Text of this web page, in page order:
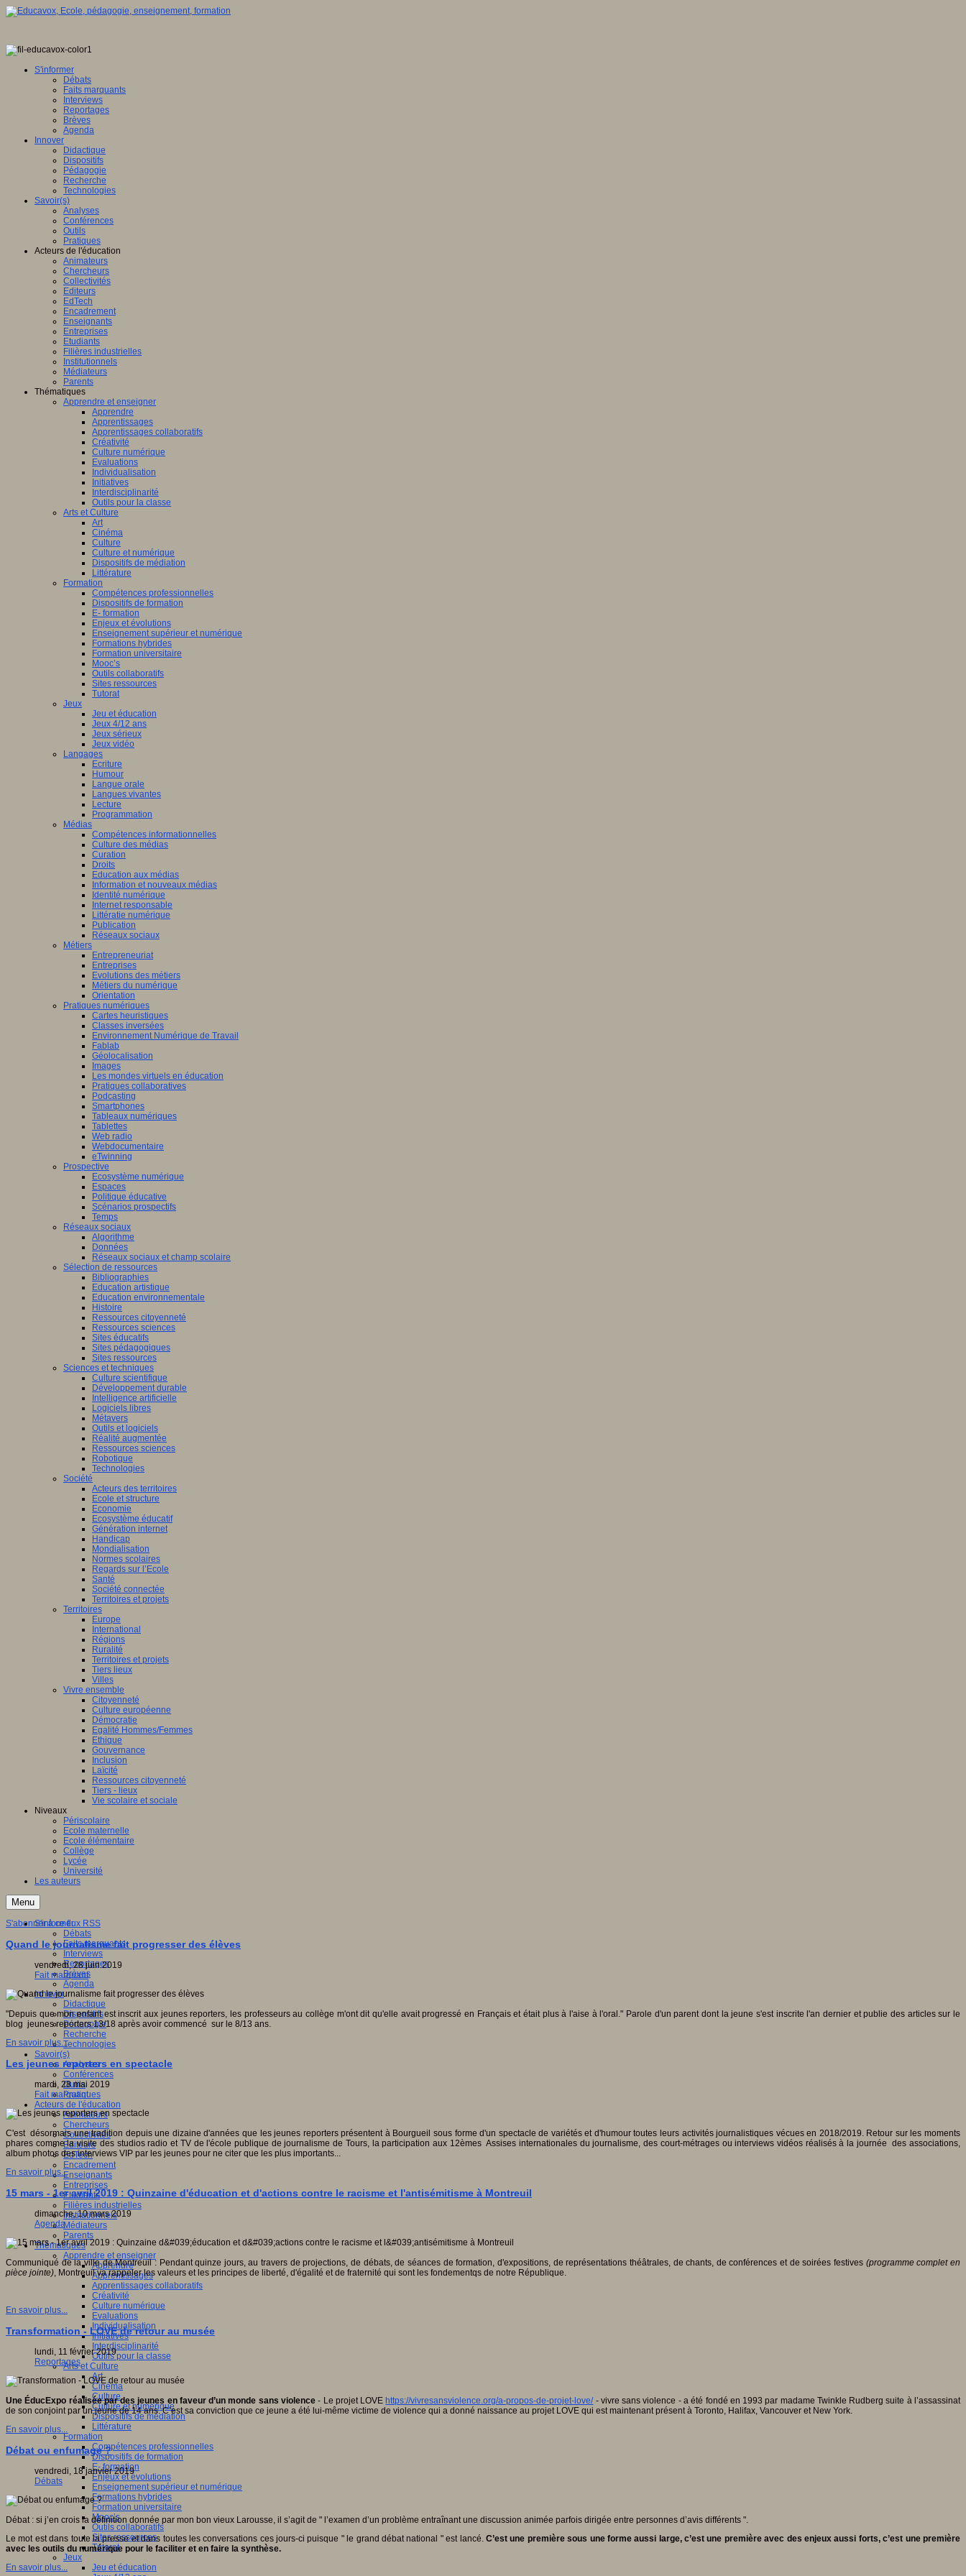
S'informer
Débats
Faits marquants
Interviews
Reportages
Brèves
Agenda
Innover
Didactique
Dispositifs
Pédagogie
Recherche
Technologies
Savoir(s)
Analyses
Conférences
Outils
Pratiques
Acteurs de l'éducation
Animateurs
Chercheurs
Collectivités
Editeurs
EdTech
Encadrement
Enseignants
Entreprises
Etudiants
Filières industrielles
Institutionnels
Médiateurs
Parents
Thématiques
Apprendre et enseigner
Apprendre
Apprentissages
Apprentissages collaboratifs
Créativité
Culture numérique
Evaluations
Individualisation
Initiatives
Interdisciplinarité
Outils pour la classe
Arts et Culture
Art
Cinéma
Culture
Culture et numérique
Dispositifs de médiation
Littérature
Formation
Compétences professionnelles
Dispositifs de formation
E- formation
Enjeux et évolutions
Enseignement supérieur et numérique
Formations hybrides
Formation universitaire
Mooc’s
Outils collaboratifs
Sites ressources
Tutorat
Jeux
Jeu et éducation
Jeux 4/12 ans
Jeux sérieux
Jeux vidéo
Langages
Ecriture
Humour
Langue orale
Langues vivantes
Lecture
Programmation
Médias
Compétences informationnelles
Culture des médias
Curation
Droits
Education aux médias
Information et nouveaux médias
Identité numérique
Internet responsable
Littératie numérique
Publication
Réseaux sociaux
Métiers
Entrepreneuriat
Entreprises
Evolutions des métiers
Métiers du numérique
Orientation
Pratiques numériques
Cartes heuristiques
Classes inversées
Environnement Numérique de Travail
Fablab
Géolocalisation
Images
Les mondes virtuels en éducation
Pratiques collaboratives
Podcasting
Smartphones
Tableaux numériques
Tablettes
Web radio
Webdocumentaire
eTwinning
Prospective
Ecosystème numérique
Espaces
Politique éducative
Scénarios prospectifs
Temps
Réseaux sociaux
Algorithme
Données
Réseaux sociaux et champ scolaire
Sélection de ressources
Bibliographies
Education artistique
Education environnementale
Histoire
Ressources citoyenneté
Ressources sciences
Sites éducatifs
Sites pédagogiques
Sites ressources
Sciences et techniques
Culture scientifique
Développement durable
Intelligence artificielle
Logiciels libres
Métavers
Outils et logiciels
Réalité augmentée
Ressources sciences
Robotique
Technologies
Société
Acteurs des territoires
Ecole et structure
Economie
Ecosystème éducatif
Génération internet
Handicap
Mondialisation
Normes scolaires
Regards sur l’Ecole
Santé
Société connectée
Territoires et projets
Territoires
Europe
International
Régions
Ruralité
Territoires et projets
Tiers lieux
Villes
Vivre ensemble
Citoyenneté
Culture européenne
Démocratie
Egalité Hommes/Femmes
Ethique
Gouvernance
Inclusion
Laïcité
Ressources citoyenneté
Tiers - lieux
Vie scolaire et sociale
Niveaux
Périscolaire
Ecole maternelle
Ecole élémentaire
Collège
Lycée
Université
Les auteurs
Menu
S'informer
Débats
Faits marquants
Interviews
Reportages
Brèves
Agenda
Innover
Didactique
Dispositifs
Pédagogie
Recherche
Technologies
Savoir(s)
Analyses
Conférences
Outils
Pratiques
Acteurs de l'éducation
Animateurs
Chercheurs
Collectivités
Editeurs
EdTech
Encadrement
Enseignants
Entreprises
Etudiants
Filières industrielles
Institutionnels
Médiateurs
Parents
Thématiques
Apprendre et enseigner
Apprendre
Apprentissages
Apprentissages collaboratifs
Créativité
Culture numérique
Evaluations
Individualisation
Initiatives
Interdisciplinarité
Outils pour la classe
Arts et Culture
Art
Cinéma
Culture
Culture et numérique
Dispositifs de médiation
Littérature
Formation
Compétences professionnelles
Dispositifs de formation
E- formation
Enjeux et évolutions
Enseignement supérieur et numérique
Formations hybrides
Formation universitaire
Mooc’s
Outils collaboratifs
Sites ressources
Tutorat
Jeux
Jeu et éducation
S'abonner à ce flux RSS
Quand le journalisme fait progresser des élèves
vendredi, 28 juin 2019
Fait marquant
"Depuis que mon enfant est inscrit aux jeunes reporters, les professeurs au collège m'ont dit qu'elle avait progressé en Français et était plus à l'aise à l'oral." Parole d'un parent dont la jeune s'est inscrite l'an dernier et publie des articles sur le
blog jeunes reporters 13/18 après avoir commencé sur le 8/13 ans.
En savoir plus...
Les jeunes reporters en spectacle
mardi, 28 mai 2019
Fait marquant
C'est désormais une tradition depuis une dizaine d'années que les jeunes reporters présentent à Bourgueil sous forme d'un spectacle de variétés et d'humour toutes leurs activités journalistiques vécues en 2018/2019. Retour sur les moments
phares comme la visite des studios radio et TV de l'école publique de journalisme de Tours, la participation aux 12èmes Assises internationales du journalisme, des court-métrages ou interviews vidéos réalisés à la journée des associations,
album photos des interviews VIP par les jeunes pour ne citer que les plus importants...
En savoir plus...
15 mars - 1er avril 2019 : Quinzaine d'éducation et d'actions contre le racisme et l'antisémitisme à Montreuil
dimanche, 10 mars 2019
Agenda
Communiqué de la ville de Montreuil : Pendant quinze jours, au travers de projections, de débats, de séances de formation, d'expositions, de représentations théâtrales, de chants, de conférences et de soirées festives (programme complet en
pièce jointe), Montreuil va rappeler les valeurs et les principes de liberté, d'égalité et de fraternité qui sont les fondementqs de notre République.
En savoir plus...
Transformation - LOVE de retour au musée
lundi, 11 février 2019
Reportages
Une ÉducExpo réalisée par des jeunes en faveur d’un monde sans violence - Le projet LOVE https://vivresansviolence.org/a-propos-de-projet-love/- vivre sans violence - a été fondé en 1993 par madame Twinkle Rudberg suite à l’assassinat
de son conjoint par un jeune de 14 ans. C’est sa conviction que ce jeune a été lui-même victime de violence qui a donné naissance au projet LOVE qui est maintenant présent à Toronto, Halifax, Vancouver et New York.
En savoir plus...
Débat ou enfumage ?
vendredi, 18 janvier 2019
Débats
Débat : si j’en crois la définition donnée par mon bon vieux Larousse, il s’agit de " l’examen d’un problème entraînant une discussion animée parfois dirigée entre personnes d’avis différents ".
Le mot est dans toute la presse et dans toutes les conversations ces jours-ci puisque " le grand débat national " est lancé. C’est une première sous une forme aussi large, c’est une première avec des enjeux aussi forts, c’est une première
avec les outils du numérique pour le faciliter et en faire la synthèse.
En savoir plus...